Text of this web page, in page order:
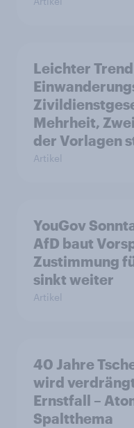
Leichter
Mehrheit,
der Vorlagen
Artikel
YouGov
AfD baut
Zustimmung
sinkt weiter
Artikel
40 Jahre
wird
Ernstfall –
Spaltthema